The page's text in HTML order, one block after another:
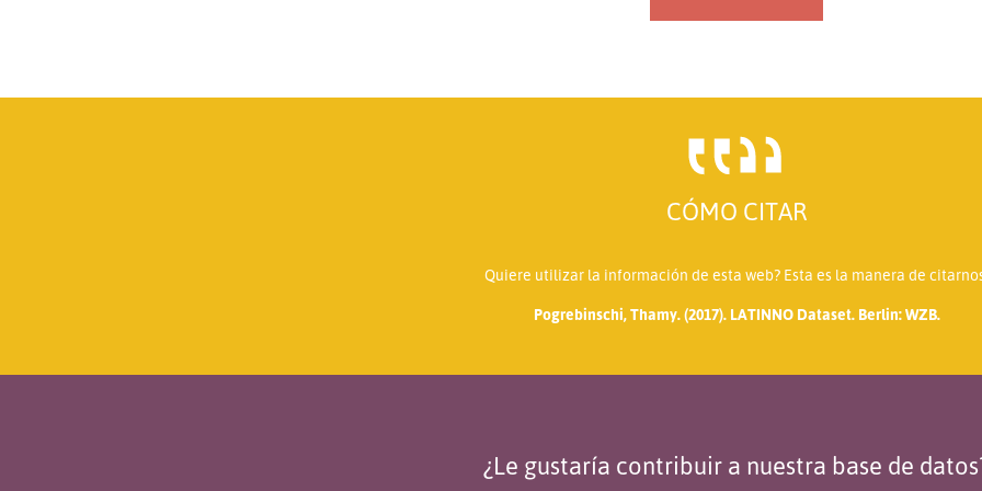
CÓMO CITAR
Quiere utilizar la información de esta web? Esta es la manera de
Pogrebinschi, Thamy. (2017). LATINNO Dataset. Berlin: WZB.
¿Le gustaría contribuir a nuestra base de